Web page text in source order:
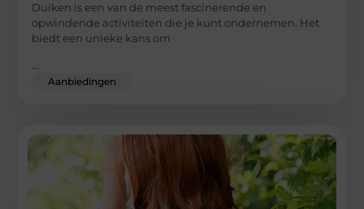
Duiken is een van de meest fascinerende en
opwindende activiteiten die je kunt ondernemen. Het
biedt een unieke kans om
...
Aanbiedingen